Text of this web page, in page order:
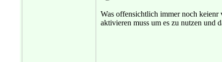
Was offensichtlich immer noch keienr
aktivieren muss um es zu nutzen und